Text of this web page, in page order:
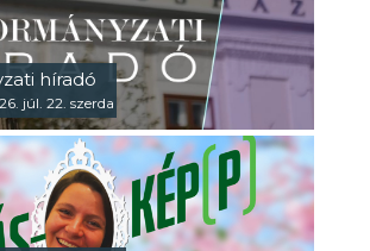
híradó
júl. 22. szerda